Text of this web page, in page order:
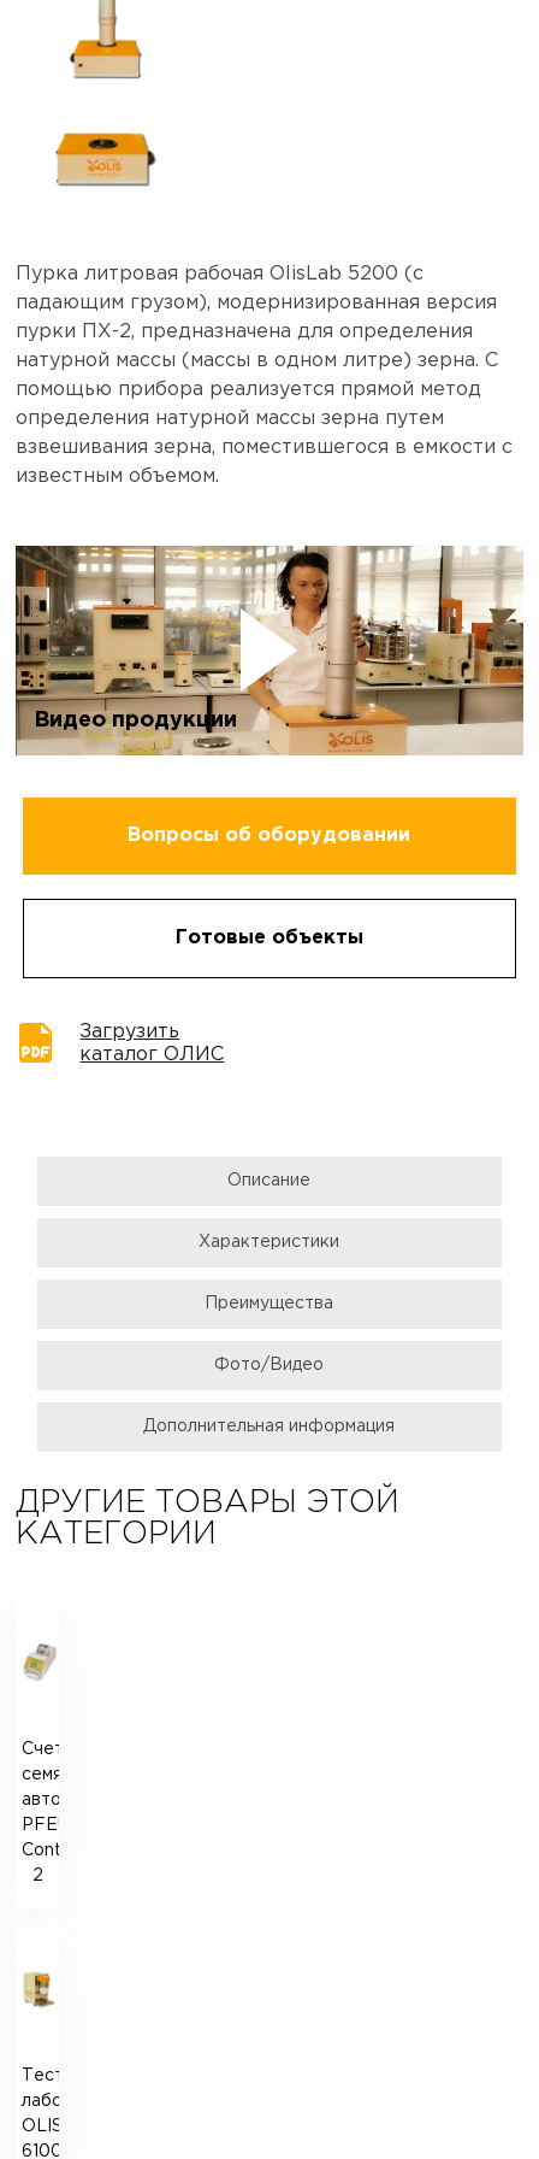
Пурка литровая рабочая OlisLab 5200 (с
падающим грузом), модернизированная версия
пурки ПХ-2, предназначена для определения
натурной массы (массы в одном литре) зерна. С
помощью прибора реализуется прямой метод
определения натурной массы зерна путем
взвешивания зерна, поместившегося в емкости с
известным объемом.
Видео продукции
Вопросы об оборудовании
Готовые объекты
Загрузить
каталог ОЛИС
Описание
Характеристики
Преимущества
Фото/Видео
Дополнительная информация
ДРУГИЕ ТОВАРЫ ЭТОЙ
КАТЕГОРИИ
Счетчик
семян
автоматический
PFEUFFER
Contador
2
Тестомесилка
лабораторная
OLISLAB
6100